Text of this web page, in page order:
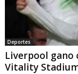
Deportes
Liverpool gano
Vitality